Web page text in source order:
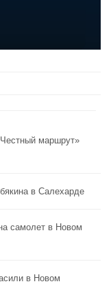
маршрут»
в Салехарде
самолет в Новом
в Новом